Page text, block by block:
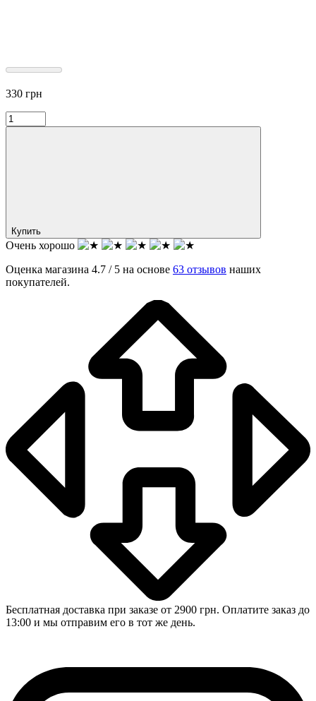
330 грн
Купить
Очень хорошо
Оценка магазина 4.7 / 5 на основе 63 отзывов наших
покупателей.
Бесплатная доставка при заказе от 2900 грн. Оплатите заказ до
13:00 и мы отправим его в тот же день.